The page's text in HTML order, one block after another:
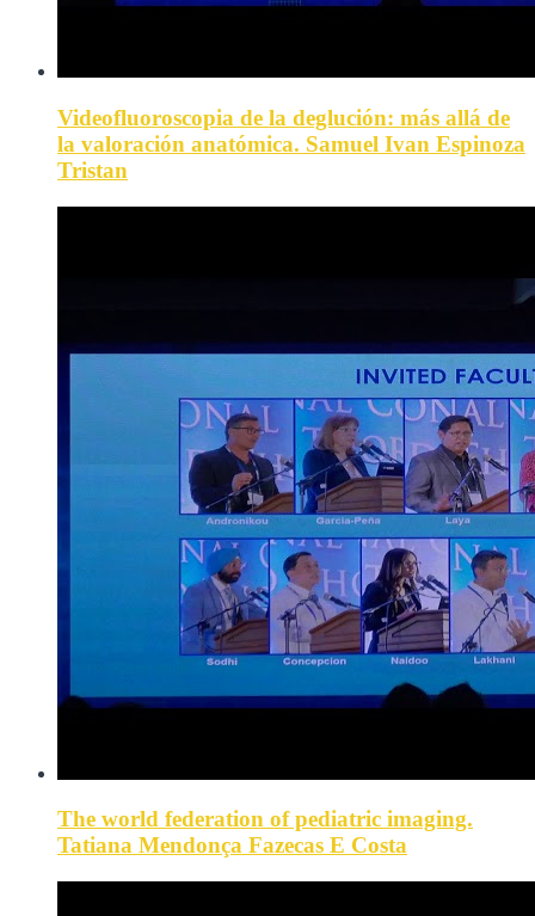
Videofluoroscopia de la deglución: más allá de
la valoración anatómica. Samuel Ivan Espinoza
Tristan
The world federation of pediatric imaging.
Tatiana Mendonça Fazecas E Costa